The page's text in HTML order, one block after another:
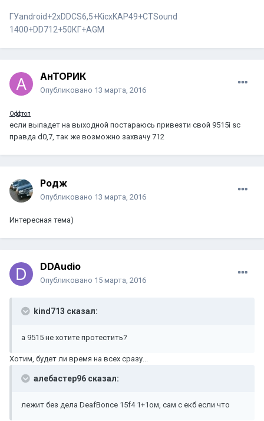
ГУandroid+2xDDCS6,5+KicxKAP49+СTSound
1400+DD712+50КГ+AGM
АнТОРИК
Опубликовано 13 марта, 2016
Оффтоп
если выпадет на выходной постараюсь привезти свой 9515i sc
правда d0,7, так же возможно захвачу 712
Родж
Опубликовано 13 марта, 2016
Интересная тема)
DDAudio
Опубликовано 15 марта, 2016
kind713 сказал:
а 9515 не хотите протестить?
Хотим, будет ли время на всех сразу...
алебастер96 сказал:
лежит без дела DeafBonce 15f4 1+1ом, сам с екб если что